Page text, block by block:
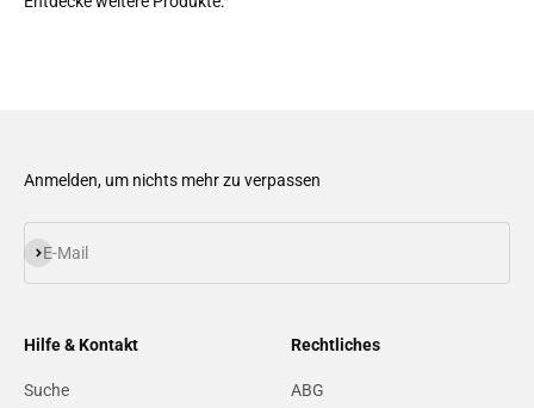
Anmelden, um nichts mehr zu verpassen
E-Mail
Abonnieren
Hilfe & Kontakt
Suche
Rechtliches
ABG